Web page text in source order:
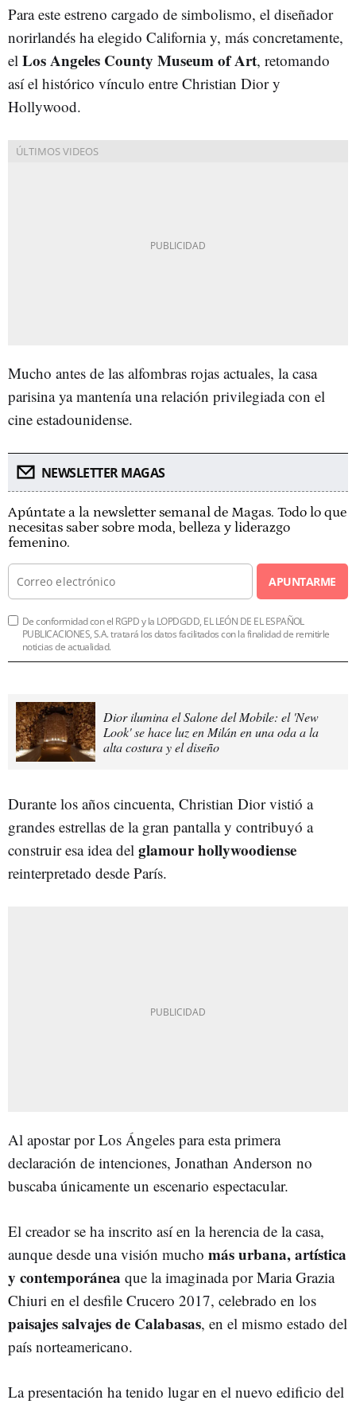
Para este estreno cargado de simbolismo, el diseñador
norirlandés ha elegido California y, más concretamente,
el Los Angeles County Museum of Art, retomando
así el histórico vínculo entre Christian Dior y
Hollywood.
Mucho antes de las alfombras rojas actuales, la casa
parisina ya mantenía una relación privilegiada con el
cine estadounidense.
NEWSLETTER MAGAS
Apúntate a la newsletter semanal de Magas. Todo lo que
necesitas saber sobre moda, belleza y liderazgo
femenino.
APUNTARME
De conformidad con el RGPD y la LOPDGDD, EL LEÓN DE EL ESPAÑOL
PUBLICACIONES, S.A. tratará los datos facilitados con la finalidad de remitirle
noticias de actualidad.
Dior ilumina el Salone del Mobile: el 'New
Look' se hace luz en Milán en una oda a la
alta costura y el diseño
Durante los años cincuenta, Christian Dior vistió a
grandes estrellas de la gran pantalla y contribuyó a
construir esa idea del glamour hollywoodiense
reinterpretado desde París.
Al apostar por Los Ángeles para esta primera
declaración de intenciones, Jonathan Anderson no
buscaba únicamente un escenario espectacular.
El creador se ha inscrito así en la herencia de la casa,
aunque desde una visión mucho más urbana, artística
y contemporánea que la imaginada por Maria Grazia
Chiuri en el desfile Crucero 2017, celebrado en los
paisajes salvajes de Calabasas, en el mismo estado del
país norteamericano.
La presentación ha tenido lugar en el nuevo edificio del